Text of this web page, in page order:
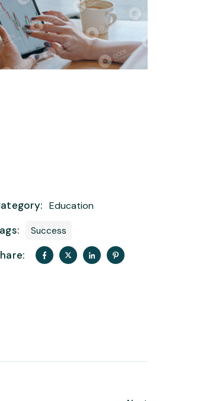
Education
Success